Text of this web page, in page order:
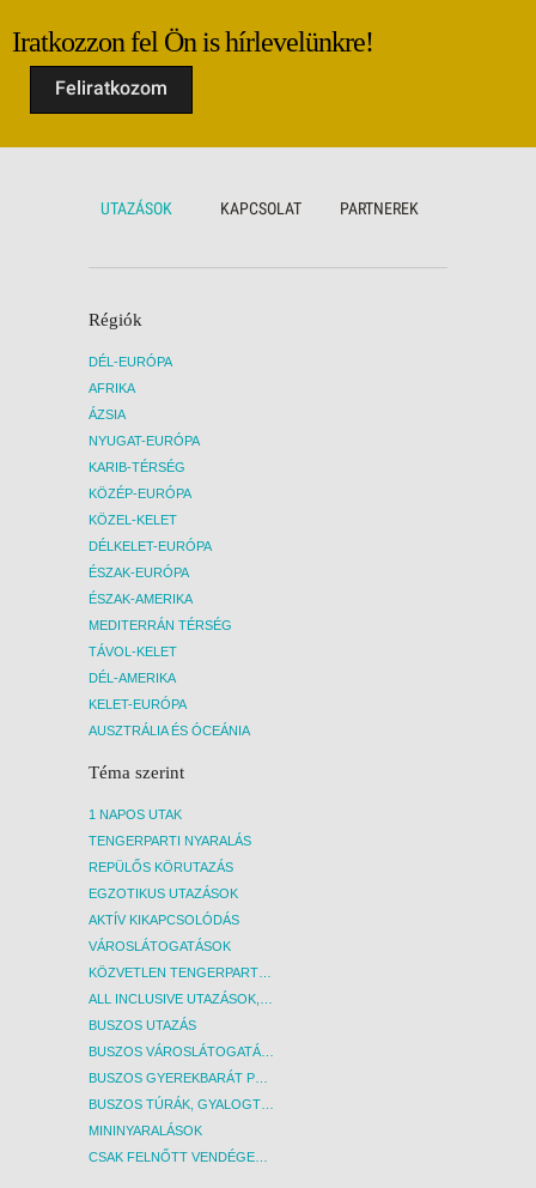
Iratkozzon fel Ön is hírlevelünkre!
Feliratkozom
UTAZÁSOK KAPCSOLAT PARTNEREK
Régiók
DÉL-EURÓPA
AFRIKA
ÁZSIA
NYUGAT-EURÓPA
KARIB-TÉRSÉG
KÖZÉP-EURÓPA
KÖZEL-KELET
DÉLKELET-EURÓPA
ÉSZAK-EURÓPA
ÉSZAK-AMERIKA
MEDITERRÁN TÉRSÉG
TÁVOL-KELET
DÉL-AMERIKA
KELET-EURÓPA
AUSZTRÁLIA ÉS ÓCEÁNIA
Téma szerint
1 NAPOS UTAK
TENGERPARTI NYARALÁS
REPÜLŐS KÖRUTAZÁS
EGZOTIKUS UTAZÁSOK
AKTÍV KIKAPCSOLÓDÁS
VÁROSLÁTOGATÁSOK
BUSZOS UTAZÁS
MININYARALÁSOK